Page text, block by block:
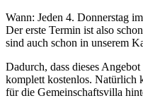
Wann: Jeden 4. Donnerstag
Der erste Termin ist also
sind auch schon in unserem
Dadurch, dass dieses
komplett kostenlos. Natürlich
für die Gemeinschaftsvilla